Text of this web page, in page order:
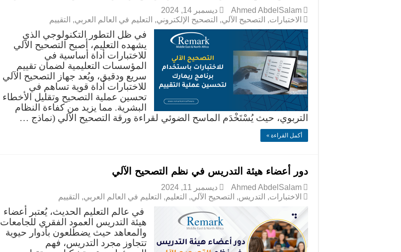
Ahmed AbdelSalam
ديسمبر 14, 2024
الاختبارات, التصحيح الآلي, التصحيح الإلكتروني, التعليم في العالم العربي, التقييم
في ظل التطور التكنولوجي الذي
يشهده التعليم، أصبح التصحيح الآلي
للاختبارات أداة أساسية في
المؤسسات التعليمية لضمان تقييم
سريع ودقيق، ويُعد جهاز التصحيح الآلي
للاختبارات أداة قوية تساهم في
تحسين عملية التصحيح وتقليل الأخطاء
البشرية. مما يزيد من كفاءة النظام
التربوي، حيث يُسْتَخْدَم الماسح الضوئي لقراءة ورقة التصحيح الآلي (نماذج …
أكمل القراءة »
دور أعضاء هيئة التدريس في نظم التصحيح الآلي
Ahmed AbdelSalam
ديسمبر 11, 2024
الاختبارات, التدريس, التصحيح الآلي, التعليم, التعليم في العالم العربي, التقييم
في عالم التعليم الحديث، يُعتبر أعضاء
هيئة التدريس العمود الفقري للجامعات
والمعاهد حيث يضطلعون بأدوار حيوية
تتجاوز مجرد التدريس، فهم